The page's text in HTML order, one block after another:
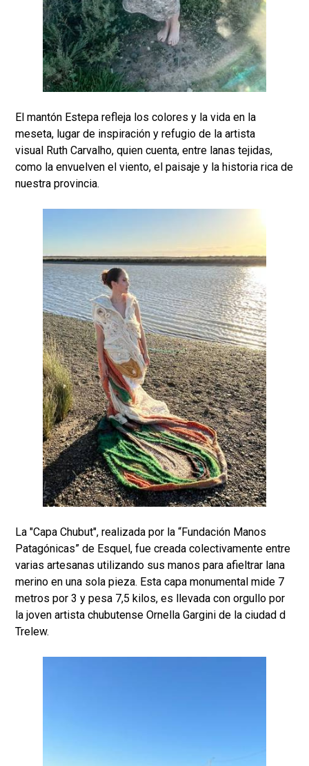
El mantón Estepa refleja los colores y la vida en la
meseta, lugar de inspiración y refugio de la artista
visual Ruth Carvalho, quien cuenta, entre lanas tejidas,
como la envuelven el viento, el paisaje y la historia rica de
nuestra provincia.
La "Capa Chubut", realizada por la “Fundación Manos
Patagónicas” de Esquel, fue creada colectivamente entre
varias artesanas utilizando sus manos para afieltrar lana
merino en una sola pieza. Esta capa monumental mide 7
metros por 3 y pesa 7,5 kilos, es llevada con orgullo por
la joven artista chubutense Ornella Gargini de la ciudad d
Trelew.